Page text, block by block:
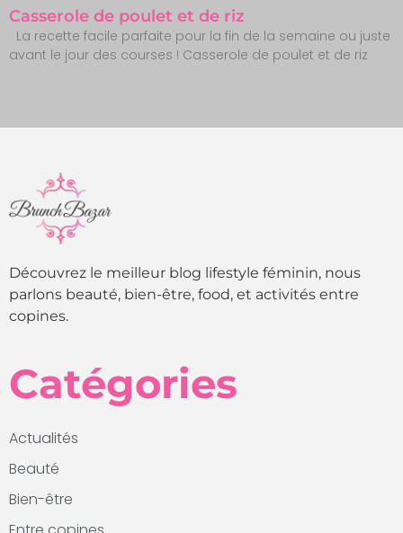
Casserole de poulet et de riz
La recette facile parfaite pour la fin de la semaine ou juste
avant le jour des courses ! Casserole de poulet et de riz
Découvrez le meilleur blog lifestyle féminin, nous
parlons beauté, bien-être, food, et activités entre
copines.
Catégories
Actualités
Beauté
Bien-être